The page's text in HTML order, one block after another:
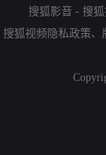
搜狐影音 - 搜
搜狐视频隐私政策、